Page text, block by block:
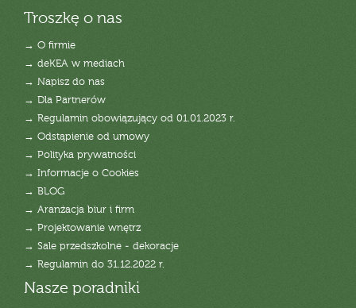
Troszkę o nas
→ O firmie
→ deKEA w mediach
→ Napisz do nas
→ Dla Partnerów
→ Regulamin obowiązujący od 01.01.2023 r.
→ Odstąpienie od umowy
→ Polityka prywatności
→ Informacje o Cookies
→ BLOG
→ Aranżacja biur i firm
→ Projektowanie wnętrz
→ Sale przedszkolne - dekoracje
→ Regulamin do 31.12.2022 r.
Nasze poradniki